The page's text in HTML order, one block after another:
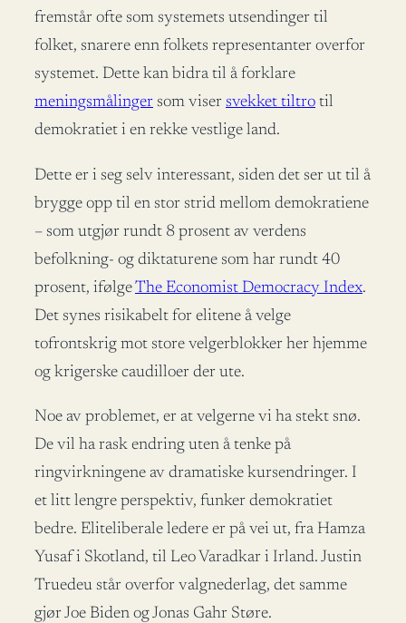
fremstår ofte som systemets utsendinger til
folket, snarere enn folkets representanter overfor
systemet. Dette kan bidra til å forklare
meningsmålinger som viser svekket tiltro til
demokratiet i en rekke vestlige land.
Dette er i seg selv interessant, siden det ser ut til å
brygge opp til en stor strid mellom demokratiene
– som utgjør rundt 8 prosent av verdens
befolkning- og diktaturene som har rundt 40
prosent, ifølgeThe Economist Democracy Index.
Det synes risikabelt for elitene å velge
tofrontskrig mot store velgerblokker her hjemme
og krigerske caudilloer der ute.
Noe av problemet, er at velgerne vi ha stekt snø.
De vil ha rask endring uten å tenke på
ringvirkningene av dramatiske kursendringer. I
et litt lengre perspektiv, funker demokratiet
bedre. Eliteliberale ledere er på vei ut, fra Hamza
Yusaf i Skotland, til Leo Varadkar i Irland. Justin
Truedeu står overfor valgnederlag, det samme
gjør Joe Biden og Jonas Gahr Støre.